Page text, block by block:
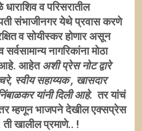
धाराशिव व परिसरातील
संभाजीनगर येथे प्रवास करणे
व सोयीस्कर होणार असून
व सर्वसामान्य नागरिकांना मोठा
आहे. आहेतअशी प्रेस नोट द्वारे
स्वीय सहाय्यक , खासदार
यांनी दिली आहे. तर यांचं
म्हणून भाजपने देखील एक्सप्रेस
खालील प्रमाणे.. !